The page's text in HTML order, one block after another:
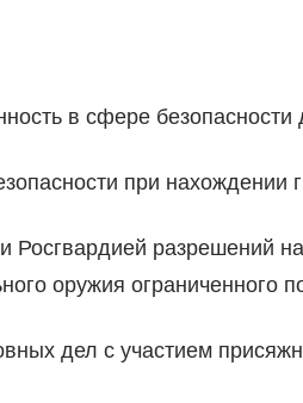
в сфере
при нахождении
Росгвардией разрешений
оружия ограниченного
дел с участием